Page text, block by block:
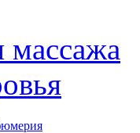
массажа